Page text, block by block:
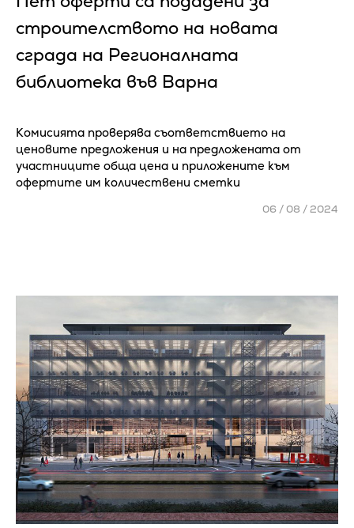
строителството на новата
сграда на Регионалната
библиотека във Варна
Комисията проверява съответствието на
ценовите предложения и на предложената от
участниците обща цена и приложените към
офертите им количествени сметки
06 / 08 / 2024